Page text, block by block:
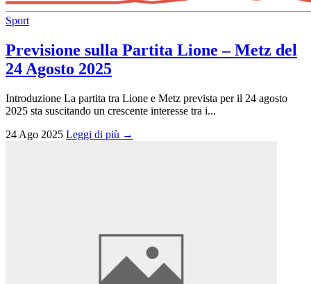
Sport
Previsione sulla Partita Lione – Metz del
24 Agosto 2025
Introduzione La partita tra Lione e Metz prevista per il 24 agosto
2025 sta suscitando un crescente interesse tra i...
24 Ago 2025 Leggi di più →